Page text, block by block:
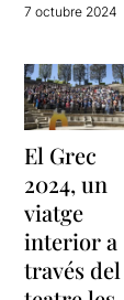
7 octubre 2024
El Grec
2024, un
viatge
interior a
través del